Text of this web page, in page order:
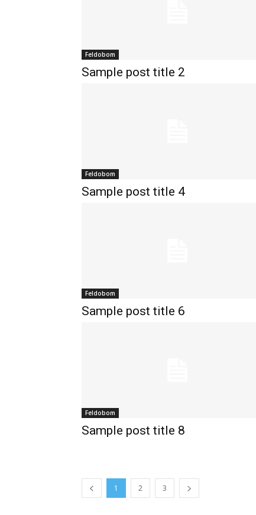
Feldobom
Sample post title 2
Feldobom
Sample post title 4
Feldobom
Sample post title 6
Feldobom
Sample post title 8
1 2 3